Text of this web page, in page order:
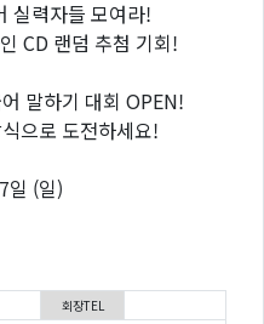
실력자들 모여라!
CD 랜덤 추첨 기회!
말하기 대회 OPEN!
으로 도전하세요!
일 (일)
회장TEL